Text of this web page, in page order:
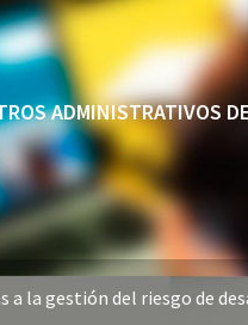
ADMINISTRATIVOS
la gestión del riesgo de